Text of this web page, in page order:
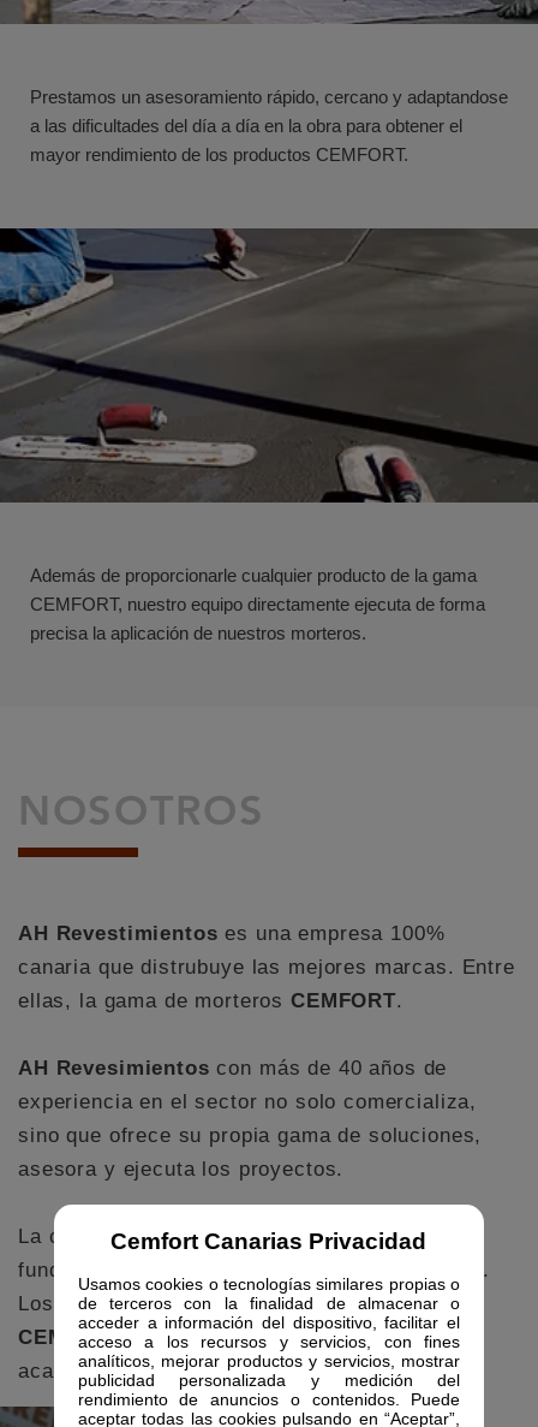
Cemfort Canarias Privacidad
Usamos cookies o tecnologías similares propias o
de terceros con la finalidad de almacenar o
acceder a información del dispositivo, facilitar el
acceso a los recursos y servicios, con fines
analíticos, mejorar productos y servicios, mostrar
publicidad personalizada y medición del
rendimiento de anuncios o contenidos. Puede
aceptar todas las cookies pulsando en “Aceptar”,
Prestamos un asesoramiento rápido, cercano y adaptandose
a las dificultades del día a día en la obra para obtener el
mayor rendimiento de los productos CEMFORT.
Además de proporcionarle cualquier producto de la gama
CEMFORT, nuestro equipo directamente ejecuta de forma
precisa la aplicación de nuestros morteros.
NOSOTROS
AH Revestimientos es una empresa 100%
canaria que distrubuye las mejores marcas. Entre
ellas, la gama de morteros CEMFORT.
AH Revesimientos con más de 40 años de
experiencia en el sector no solo comercializa,
sino que ofrece su propia gama de soluciones,
asesora y ejecuta los proyectos.
La correcta preparación de la superficie es
fundamental para lograr un acabado de calidad.
Los revestimientos de AHy los morteros
CEMFORTencajan a la perfección logrando
acabados perfectos.